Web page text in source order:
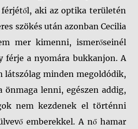
aki az optika területén
szökés után azonban Cecilia
mer kimenni, ismerőseinél
férje a nyomára bukkanjon. A
látszólag minden megoldódik,
önmaga lenni, egészen addig,
nem kezdenek el történni
emberekkel. A nő hamar